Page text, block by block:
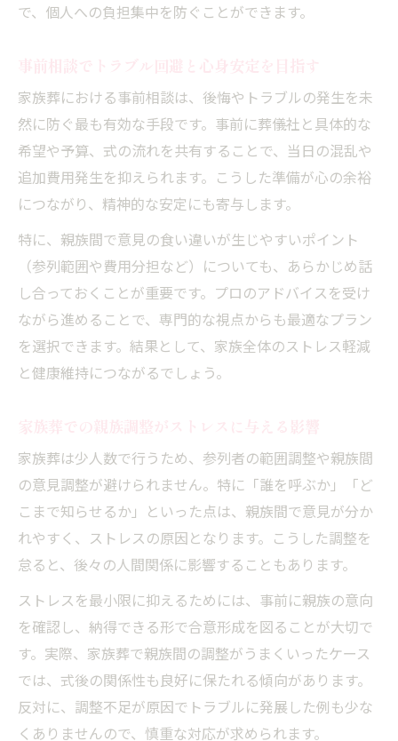
で、個人への負担集中を防ぐことができます。
家族葬における事前相談は、後悔やトラブルの発生を未
然に防ぐ最も有効な手段です。事前に葬儀社と具体的な
希望や予算、式の流れを共有することで、当日の混乱や
追加費用発生を抑えられます。こうした準備が心の余裕
につながり、精神的な安定にも寄与します。
特に、親族間で意見の食い違いが生じやすいポイント
（参列範囲や費用分担など）についても、あらかじめ話
し合っておくことが重要です。プロのアドバイスを受け
ながら進めることで、専門的な視点からも最適なプラン
を選択できます。結果として、家族全体のストレス軽減
と健康維持につながるでしょう。
家族葬は少人数で行うため、参列者の範囲調整や親族間
の意見調整が避けられません。特に「誰を呼ぶか」「ど
こまで知らせるか」といった点は、親族間で意見が分か
れやすく、ストレスの原因となります。こうした調整を
怠ると、後々の人間関係に影響することもあります。
ストレスを最小限に抑えるためには、事前に親族の意向
を確認し、納得できる形で合意形成を図ることが大切で
す。実際、家族葬で親族間の調整がうまくいったケース
では、式後の関係性も良好に保たれる傾向があります。
反対に、調整不足が原因でトラブルに発展した例も少な
くありませんので、慎重な対応が求められます。